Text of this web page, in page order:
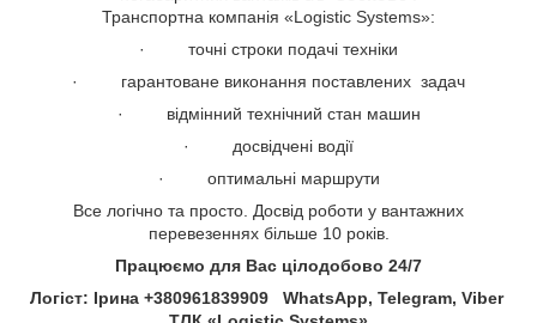
Транспортна компанія «Logistic Systems»:
· точні строки подачі техніки
· гарантоване виконання поставлених задач
· відмінний технічний стан машин
· досвідчені водії
· оптимальні маршрути
Все логічно та просто. Досвід роботи у вантажних
перевезеннях більше 10 років.
Працюємо для Вас цілодобово 24/7
Логіст: Ірина +380961839909 WhatsApp, Telegram, Viber